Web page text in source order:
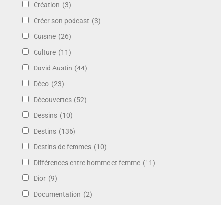
Création (3)
Créer son podcast (3)
Cuisine (26)
Culture (11)
David Austin (44)
Déco (23)
Découvertes (52)
Dessins (10)
Destins (136)
Destins de femmes (10)
Différences entre homme et femme (11)
Dior (9)
Documentation (2)